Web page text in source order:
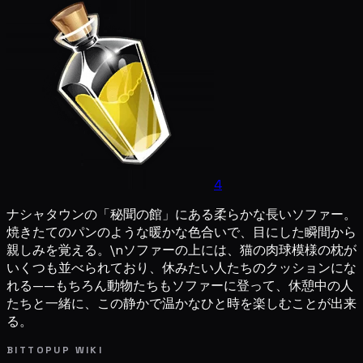
4
ナシャタウンの「秘聞の館」にある柔らかな長いソファー。
焼きたてのパンのような暖かな色合いで、目にした瞬間から
親しみを覚える。\nソファーの上には、猫の肉球模様の枕が
いくつも並べられており、休みたい人たちのクッションにな
れる——もちろん動物たちもソファーに登って、休憩中の人
たちと一緒に、この静かで温かなひと時を楽しむことが出来
る。
BITTOPUP WIKI